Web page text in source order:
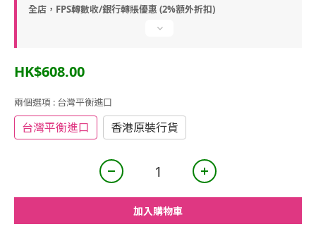
全店，FPS轉數收/銀行轉賬優惠 (2%額外折扣)
HK$608.00
兩個選項 : 台灣平衡進口
台灣平衡進口 香港原裝行貨
加入購物車